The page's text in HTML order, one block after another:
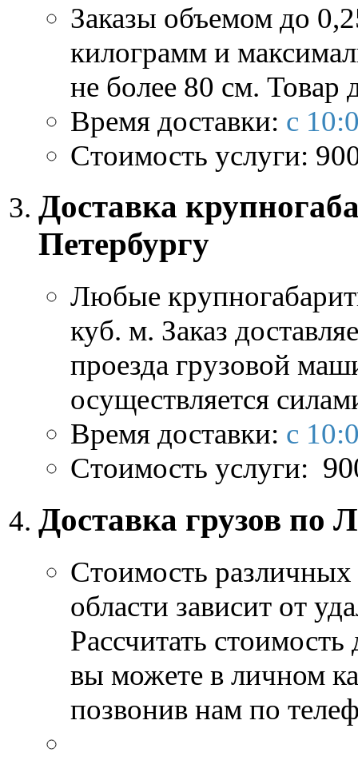
Заказы объемом до
килограмм и
не более 80 см. Товар
Время доставки: с
Стоимость услуги:
Доставка
Петербургу
Любые
куб. м. Заказ
проезда грузовой
осуществляется
Время доставки: с
Стоимость услуги:
Доставка грузов по
Стоимость
области зависит от
Рассчитать
вы можете в личном
позвонив нам по